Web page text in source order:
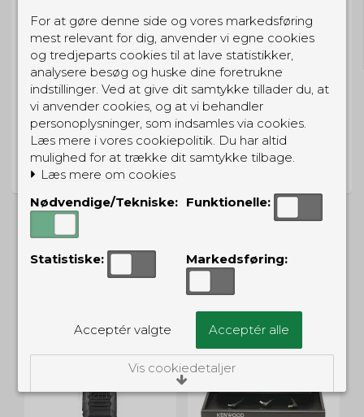
GRATIS LEVERING
Til pakkeboks ved køb for 399 kr.
Gratis hjemmelevering for 699 kr.
PRISGARANTI
Vi har prisgaranti på alle produkter
ALTERNATIVE PRODUKTER
TILBUD
For at gøre denne side og vores markedsføring
mest relevant for dig, anvender vi egne cookies
og tredjeparts cookies til at lave statistikker,
analysere besøg og huske dine foretrukne
indstillinger. Ved at give dit samtykke tillader du, at
vi anvender cookies, og at vi behandler
personoplysninger, som indsamles via cookies.
Læs mere i vores cookiepolitik. Du har altid
mulighed for at trække dit samtykke tilbage.
Læs mere om cookies
Nødvendige/Tekniske: Funktionelle:
Statistiske: Markedsføring:
Acceptér valgte Acceptér alle
Vis cookiedetaljer
Nødvendige/Tekniske